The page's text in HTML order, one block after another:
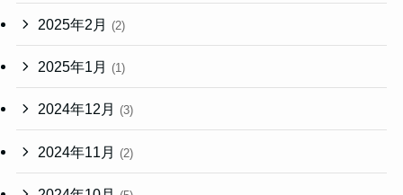
2025年2月 (2)
2025年1月 (1)
2024年12月 (3)
2024年11月 (2)